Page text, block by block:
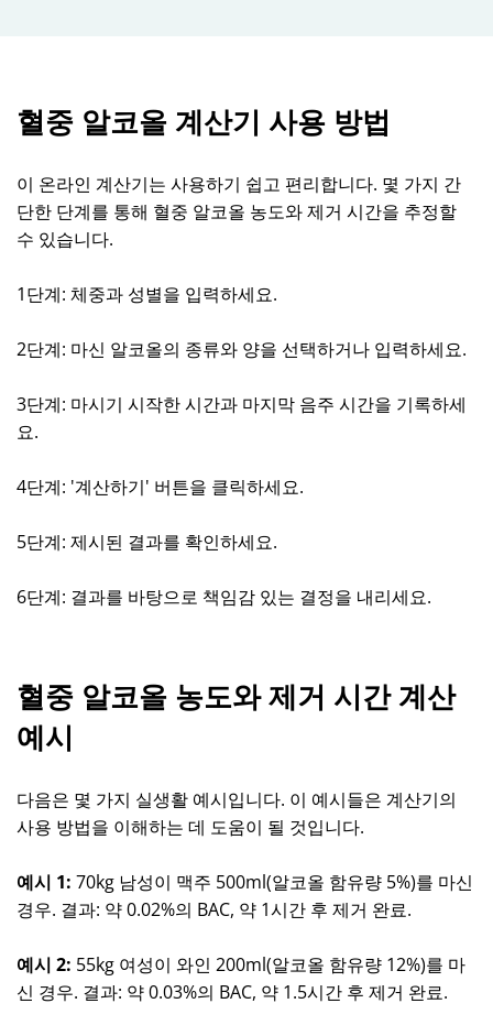
혈중 알코올 계산기 사용 방법
이 온라인 계산기는 사용하기 쉽고 편리합니다. 몇 가지 간
단한 단계를 통해 혈중 알코올 농도와 제거 시간을 추정할
수 있습니다.
1단계: 체중과 성별을 입력하세요.
2단계: 마신 알코올의 종류와 양을 선택하거나 입력하세요.
3단계: 마시기 시작한 시간과 마지막 음주 시간을 기록하세
요.
4단계: '계산하기' 버튼을 클릭하세요.
5단계: 제시된 결과를 확인하세요.
6단계: 결과를 바탕으로 책임감 있는 결정을 내리세요.
혈중 알코올 농도와 제거 시간 계산
예시
다음은 몇 가지 실생활 예시입니다. 이 예시들은 계산기의
사용 방법을 이해하는 데 도움이 될 것입니다.
예시 1: 70kg 남성이 맥주 500ml(알코올 함유량 5%)를 마신
경우. 결과: 약 0.02%의 BAC, 약 1시간 후 제거 완료.
예시 2: 55kg 여성이 와인 200ml(알코올 함유량 12%)를 마
신 경우. 결과: 약 0.03%의 BAC, 약 1.5시간 후 제거 완료.